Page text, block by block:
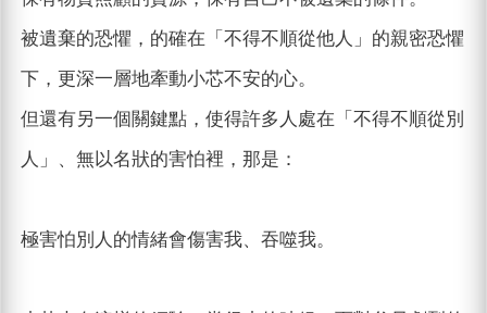
被遺棄的恐懼，的確在「不得不順從他人」的親密恐懼
下，更深一層地牽動小芯不安的心。
但還有另一個關鍵點，使得許多人處在「不得不順從別
人」、無以名狀的害怕裡，那是：
極害怕別人的情緒會傷害我、吞噬我。